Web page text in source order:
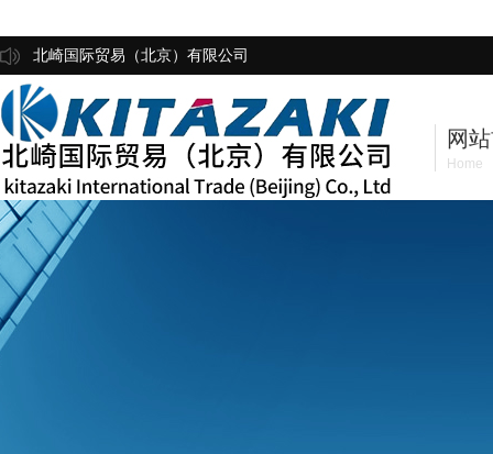
北崎国际贸易（北京）有限公司
网
Home